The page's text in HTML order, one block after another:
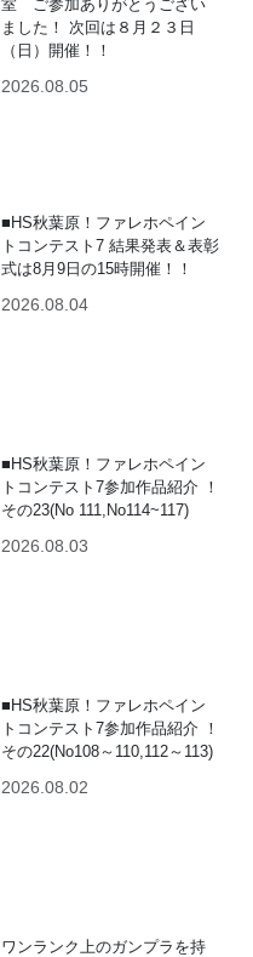
室 ご参加ありがとうござい
ました！ 次回は８月２３日
（日）開催！！
2026.08.05
■HS秋葉原！ファレホペイン
トコンテスト7 結果発表＆表彰
式は8月9日の15時開催！！
2026.08.04
■HS秋葉原！ファレホペイン
トコンテスト7参加作品紹介 ！
その23(No 111,No114~117)
2026.08.03
■HS秋葉原！ファレホペイン
トコンテスト7参加作品紹介 ！
その22(No108～110,112～113)
2026.08.02
ワンランク上のガンプラを持